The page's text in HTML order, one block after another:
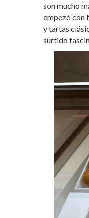
son mucho
empezó con
y tartas
surtido